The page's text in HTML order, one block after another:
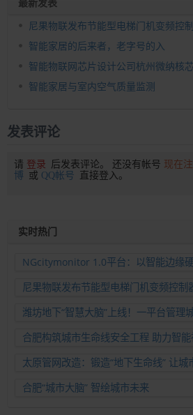
尼果物联发布节能型电梯门机变频控
智能家居的后来者，老字号的入
智能物联网芯片设计公司杭州微纳核
智能家居与室内空气质量监测
发表评论
请 登录 后发表评论。 还没有帐号 现在
博 或 QQ帐号 直接登入。
实时热门
NGcitymonitor 1.0平台：以智能边缘
准运维新范式
尼果物联发布节能型电梯门机变频控制
潍坊地下“智慧大脑”上线！一平台管理
合肥构筑城市生命线安全工程 助力智
太原管网改造：锻造“地下生命线” 让城
合肥“城市大脑” 智绘城市未来